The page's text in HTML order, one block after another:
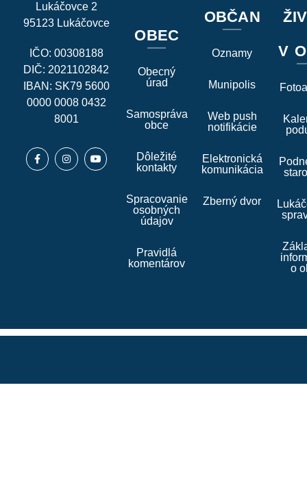
Lukáčovce 2
95123 Lukáčovce
IČO: 00308188
DIČ: 2021102842
IBAN: SK79 5600
0000 0008 0432
8001
OBEC
Obecný
úrad
Samospráva
obce
Dôležité
kontakty
Spracovanie
osobných
údajov
Pravidlá
komentárov
OBČAN
Oznamy
Munipolis
Web push
notifikácie
Elektronická
komunikácia
Zberný dvor
V
o